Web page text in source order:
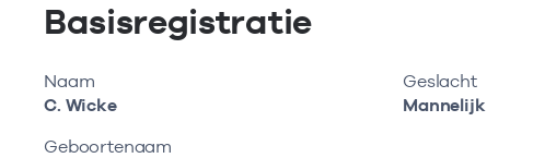
Basisregistratie
Naam
C. Wicke
Geboortenaam
Geslacht
Mannelijk